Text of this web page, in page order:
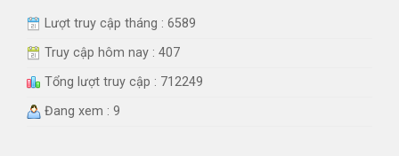
Lượt truy cập tháng : 6589
Truy cập hôm nay : 407
Tổng lượt truy cập : 712249
Đang xem : 9